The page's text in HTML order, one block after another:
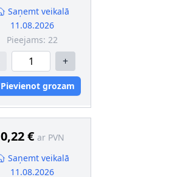
Saņemt veikalā
11.08.2026
Pieejams: 22
+
Pievienot grozam
0,22 € ar PVN
Saņemt veikalā
11.08.2026